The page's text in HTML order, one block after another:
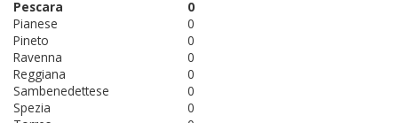
0
Pescara
0
Pianese
0
Pineto
0
Ravenna
0
Reggiana
0
Sambenedettese
0
Spezia